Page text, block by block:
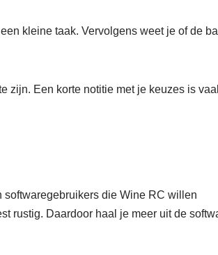
kleine taak. Vervolgens weet je of de
zijn. Een korte notitie met je keuzes is
die Wine RC willen
rustig. Daardoor haal je meer uit de